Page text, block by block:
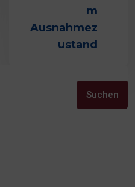
m
Ausnahmez
ustand
Suchen